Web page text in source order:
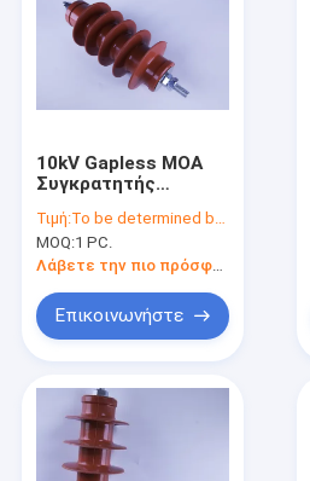
10kV Gapless MOA
Συγκρατητής
σταθμό ηλεκτρικής
ενέργειας-YH5WZ-
12/32.4
Τιμή:To be determined by type and quantity.
MOQ:1 PC.
Λάβετε την πιο πρόσφατη τιμή
Επικοινωνήστε